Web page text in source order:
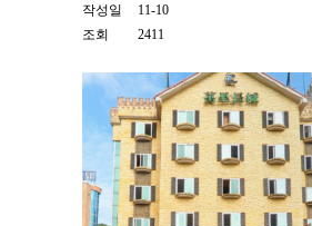
작성일
11-10
조회
2411